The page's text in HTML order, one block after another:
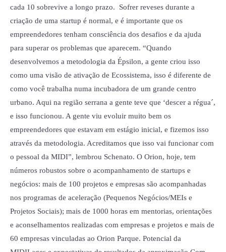
cada 10 sobrevive a longo prazo. Sofrer reveses durante a
criação de uma startup é normal, e é importante que os
empreendedores tenham consciência dos desafios e da ajuda
para superar os problemas que aparecem. “Quando
desenvolvemos a metodologia da Épsilon, a gente criou isso
como uma visão de ativação de Ecossistema, isso é diferente de
como você trabalha numa incubadora de um grande centro
urbano. Aqui na região serrana a gente teve que ‘descer a régua´,
e isso funcionou. A gente viu evoluir muito bem os
empreendedores que estavam em estágio inicial, e fizemos isso
através da metodologia. Acreditamos que isso vai funcionar com
o pessoal da MIDI”, lembrou Schenato. O Orion, hoje, tem
números robustos sobre o acompanhamento de startups e
negócios: mais de 100 projetos e empresas são acompanhadas
nos programas de aceleração (Pequenos Negócios/MEIs e
Projetos Sociais); mais de 1000 horas em mentorias, orientações
e aconselhamentos realizadas com empresas e projetos e mais de
60 empresas vinculadas ao Orion Parque. Potencial da